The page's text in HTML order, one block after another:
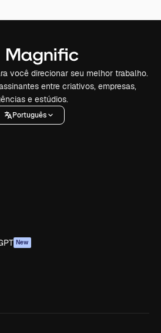
você direcionar seu melhor trabalho.
entre criativos, empresas,
e estúdios.
Português
New